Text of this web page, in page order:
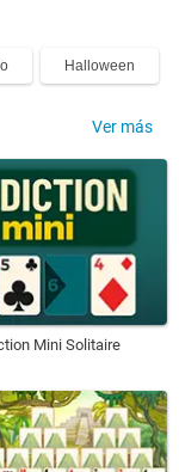
Halloween
Ver más
Mini Solitaire